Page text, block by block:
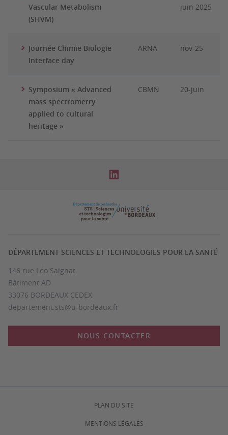
Vascular Metabolism
(SHVM)
juin 2025
Journée Chimie Biologie
Interface day
ARNA nov-25
Symposium « Advanced
mass spectrometry
applied to cultural
heritage »
CBMN 20-juin
DÉPARTEMENT SCIENCES ET TECHNOLOGIES POUR LA SANTÉ
146 rue Léo Saignat
Bâtiment AD
33076 BORDEAUX CEDEX
departement.sts@u-bordeaux.fr
NOUS CONTACTER
PLAN DU SITE
MENTIONS LÉGALES